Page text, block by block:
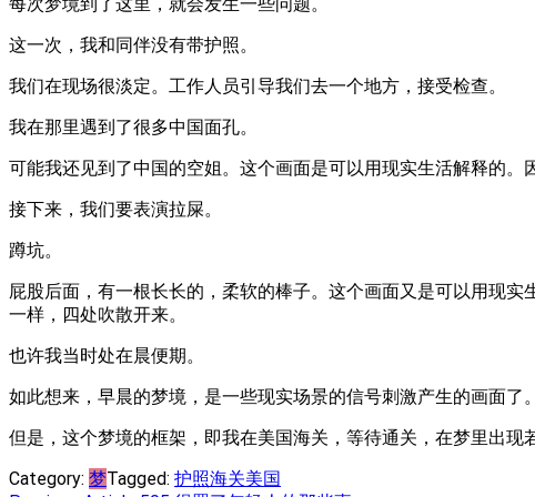
这一次，我和同伴没有带护照。
我们在现场很淡定。工作人员引导我们去一个地方，接受检查。
我在那里遇到了很多中国面孔。
可能我还见到了中国的空姐。这个画面是可以用现实生活解释的。
接下来，我们要表演拉屎。
蹲坑。
屁股后面，有一根长长的，柔软的棒子。这个画面又是可以用现
一样，四处吹散开来。
也许我当时处在晨便期。
如此想来，早晨的梦境，是一些现实场景的信号刺激产生的画面了。
但是，这个梦境的框架，即我在美国海关，等待通关，在梦里出
Category: 梦Tagged: 护照海关美国